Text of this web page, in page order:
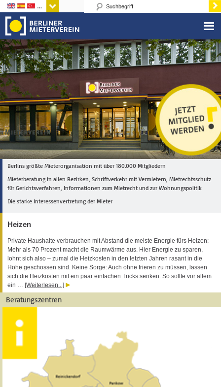
Sprachen
Berlins größte Mieterorganisation mit über 180.000 Mitgliedern
Mieterberatung in allen Bezirken, Schriftverkehr mit Vermietern, Mietrechtsschutz
für Gerichtsverfahren, Informationen zum Mietrecht und zur Wohnungspolitik
Die starke Interessenvertretung der Mieter
Heizen
Private Haushalte verbrauchen mit Abstand die meiste Energie fürs Heizen:
Mehr als 70 Prozent macht die Raumwärme aus. Hier Energie zu sparen,
lohnt sich also – zumal die Heizkosten in den letzten Jahren rasant in die
Höhe geschossen sind. Keine Sorge: Auch ohne frieren zu müssen, lassen
sich die Heizkosten mit ein paar einfachen Tricks senken. So sollte vor allem
ein … [Weiterlesen...]
Beratungszentren